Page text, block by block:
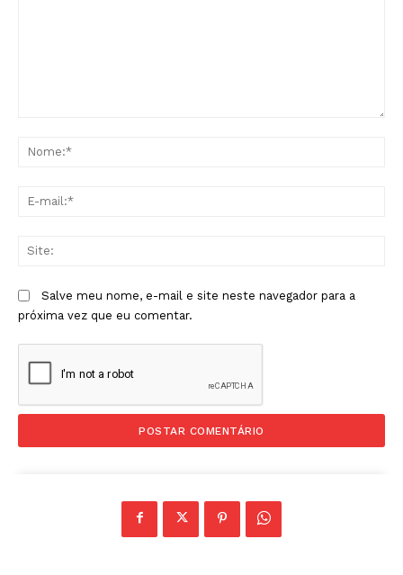
Salve meu nome, e-mail e site neste navegador para a
próxima vez que eu comentar.